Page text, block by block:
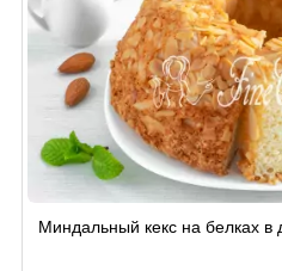
поМиндальный кекс на белках в